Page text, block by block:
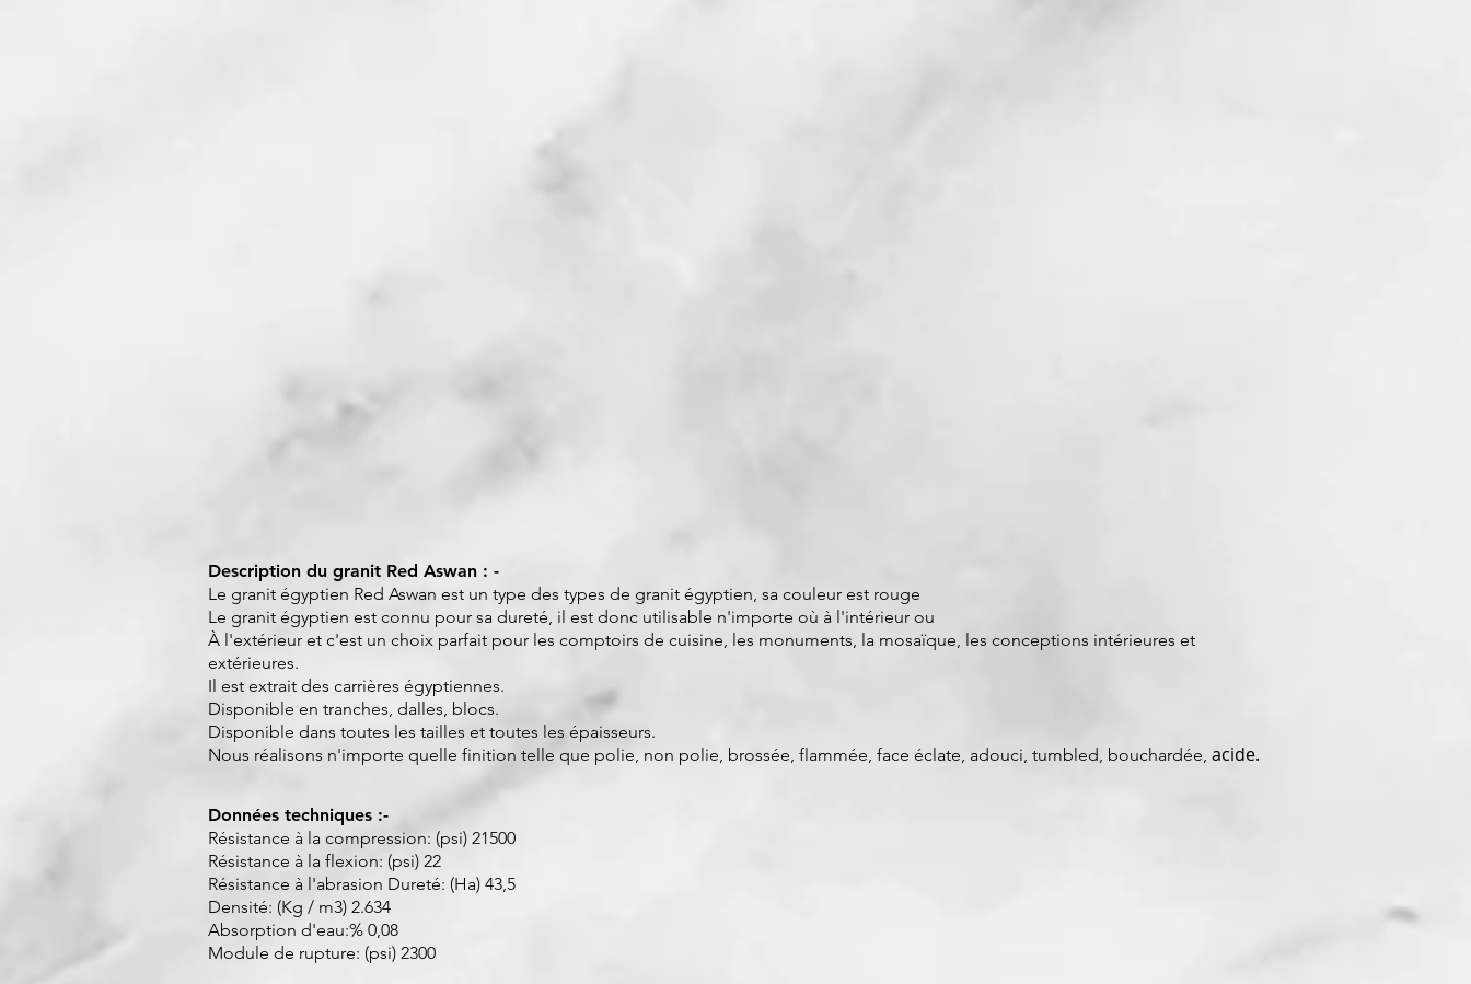
Description du granit Red Aswan : -
Le granit égyptien Red Aswan est un type des types de granit égyptien, sa couleur est rouge
Le granit égyptien est connu pour sa dureté, il est donc utilisable n'importe où à l'intérieur ou
À l'extérieur et c'est un choix parfait pour les comptoirs de cuisine, les monuments, la mosaïque, les conceptions intérieures et
extérieures.
Il est extrait des carrières égyptiennes.
Disponible en tranches, dalles, blocs.
Disponible dans toutes les tailles et toutes les épaisseurs.
Nous réalisons n'importe quelle finition telle que polie, non polie, brossée, flammée, face éclate, adouci, tumbled, bouchardée, acide.
Données techniques :-
Résistance à la compression: (psi) 21500
Résistance à la flexion: (psi) 22
Résistance à l'abrasion Dureté: (Ha) 43,5
Densité: (Kg / m3) 2.634
Absorption d'eau:% 0,08
Module de rupture: (psi) 2300